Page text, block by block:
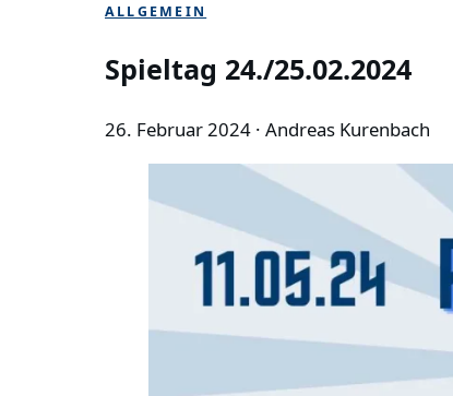
ALLGEMEIN
Spieltag 24./25.02.2024
26. Februar 2024 · Andreas Kurenbach